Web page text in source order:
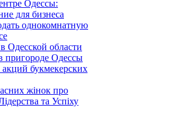
Одессы:
для бизнеса
однокомнатную
Одесской области
пригороде Одессы
букмекерских
жінок про
та Успіху